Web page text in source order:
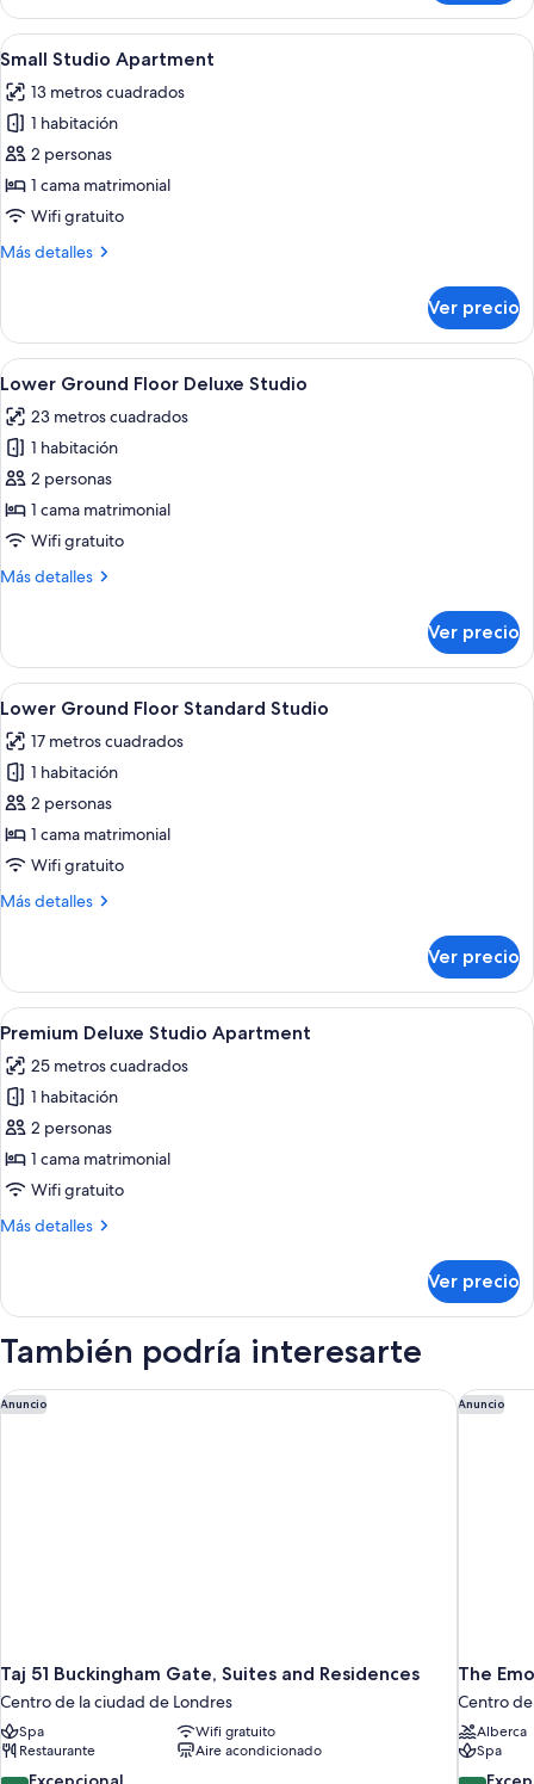
Studio
Apartment
Abrir
todas
las
fotos
de
Small
Studio
Un dormitorio con cama, ventana,
6
Small Studio Apartment
13 metros cuadrados
1 habitación
2 personas
1 cama matrimonial
Wifi gratuito
Más detalles
Más
Studio
Apartment
Ver precio
Abrir
todas
las
fotos
de
Lower
Ground
Deluxe
Un dormitorio con cama,
8
Lower Ground Floor Deluxe Studio
23 metros cuadrados
1 habitación
2 personas
1 cama matrimonial
Wifi gratuito
Más detalles
Más
Ground
Floor
Deluxe
Ver precio
Abrir
todas
las
fotos
de
Lower
Ground
Standard
Un dormitorio moderno con cama,
10
Lower Ground Floor Standard Studio
17 metros cuadrados
1 habitación
2 personas
1 cama matrimonial
Wifi gratuito
Más detalles
Más
Ground
Floor
Standard
Ver precio
Abrir
todas
las
fotos
de
Premium
Deluxe
Apartment
Un dormitorio moderno con una
10
Premium Deluxe Studio Apartment
25 metros cuadrados
1 habitación
2 personas
1 cama matrimonial
Wifi gratuito
Más detalles
Más
Deluxe
Apartment
Ver precio
También podría interesarte
Anuncio
Taj 51 Buckingham Gate, Suites and Residences
Centro de la ciudad de Londres
Spa
Wifi gratuito
Restaurante
Aire acondicionado
9.8
Taj 51 Buckingham Gate, Suites and Residences Anuncio
The
Centro
Alberca
Spa
10.0
The